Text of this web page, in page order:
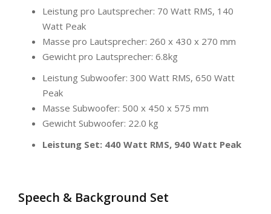
Leistung pro Lautsprecher: 70 Watt RMS, 140
Watt Peak
Masse pro Lautsprecher: 260 x 430 x 270 mm
Gewicht pro Lautsprecher: 6.8kg
Leistung Subwoofer: 300 Watt RMS, 650 Watt
Peak
Masse Subwoofer: 500 x 450 x 575 mm
Gewicht Subwoofer: 22.0 kg
Leistung Set: 440 Watt RMS, 940 Watt Peak
Speech & Background Set